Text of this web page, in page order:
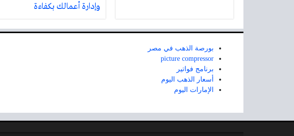
وإدارة أعمالك بكفاءة
بورصة الذهب في مصر
picture compressor
برنامج فواتير
أسعار الذهب اليوم
الإمارات اليوم